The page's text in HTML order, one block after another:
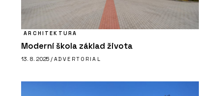
ARCHITEKTURA
Moderní škola základ života
13. 8. 2025 / ADVERTORIAL